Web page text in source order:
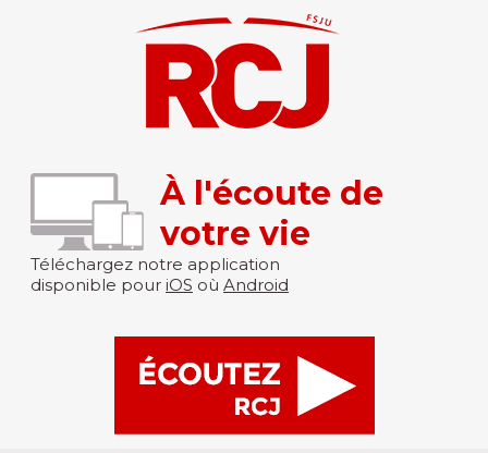
À l'écoute de
votre vie
Téléchargez notre application
disponible pour iOS où Android